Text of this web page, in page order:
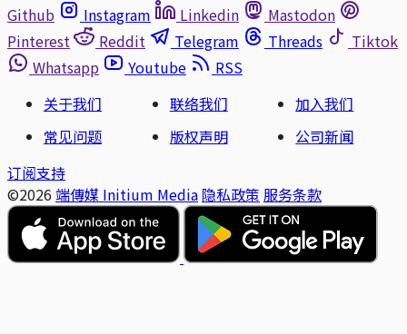
Github
Instagram Linkedin
Mastodon
Pinterest
Reddit Telegram Threads
Tiktok
Whatsapp
Youtube
RSS
关于我们
联络我们
加入我们
常见问题
版权声明
公司新闻
订阅支持
©2026 端傳媒 Initium Media 隐私政策 服务条款